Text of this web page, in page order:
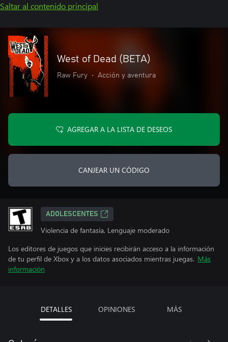
Saltar al contenido principal
West of Dead (BETA)
Raw Fury • Acción y aventura
AGREGAR A LA LISTA DE DESEOS
CANJEAR UN CÓDIGO
ADOLESCENTES
Violencia de fantasía, Lenguaje moderado
Los editores de juegos que inicies recibirán acceso a la información
de tu perfil de Xbox y a los datos asociados mientras juegas. Más
información
DETALLES OPINIONES MÁS